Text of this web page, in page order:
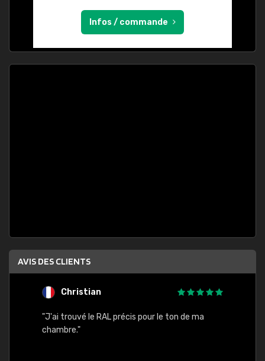
Infos / commande
AVIS DES CLIENTS
Christian
"J'ai trouvé le RAL précis pour le ton de ma
chambre."